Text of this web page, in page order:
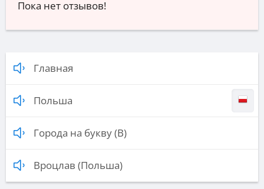
Пока нет отзывов!
Главная
Польша
Города на букву (В)
Вроцлав (Польша)